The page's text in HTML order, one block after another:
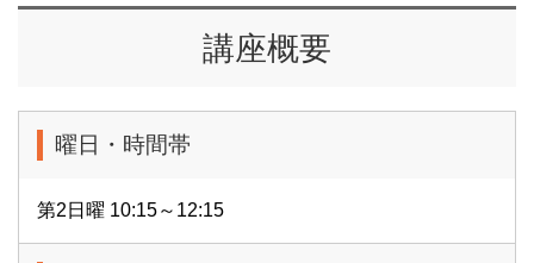
講座概要
曜日・時間帯
第2日曜 10:15～12:15